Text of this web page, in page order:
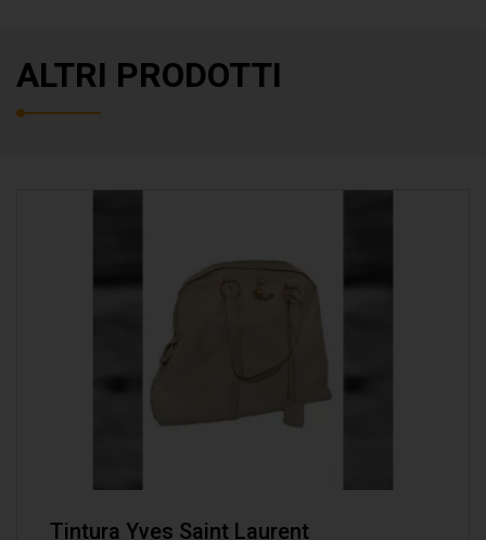
ALTRI PRODOTTI
Tintura Yves Saint Laurent